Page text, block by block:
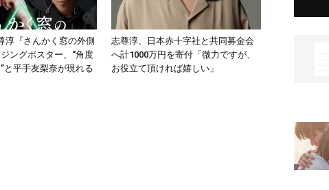
淳『さんかく窓の外側
ングポスター、“角度
と平手友梨奈が現れる
志尊淳、日本赤十字社と共同募金会
へ計1000万円を寄付「微力ですが、
お役立て頂ければ嬉しい」